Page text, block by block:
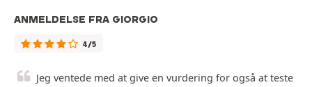
ANMELDELSE FRA GIORGIO
4/5
Jeg ventede med at give en vurdering for også at teste